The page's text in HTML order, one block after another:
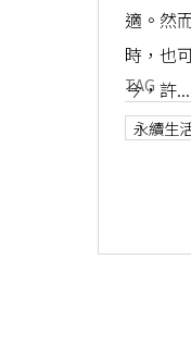
適。然
時，也
今，許...
TAG
永續生